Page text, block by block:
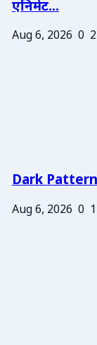
एनिमेट...
Aug 6, 2026 0 2
Dark Pattern
Aug 6, 2026 0 1